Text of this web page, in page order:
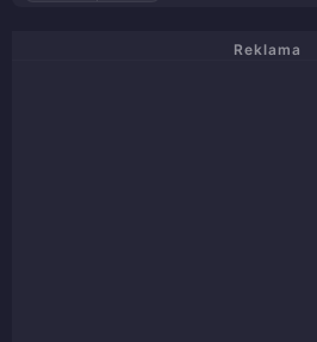
Reklama